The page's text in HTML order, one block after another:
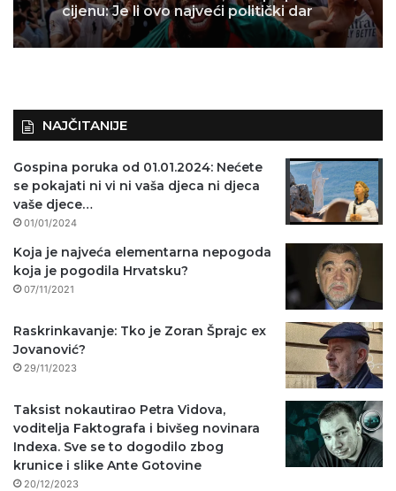
europskoj desnici?
NAJČITANIJE
Gospina poruka od 01.01.2024: Nećete
se pokajati ni vi ni vaša djeca ni djeca
vaše djece…
01/01/2024
Koja je najveća elementarna nepogoda
koja je pogodila Hrvatsku?
07/11/2021
Raskrinkavanje: Tko je Zoran Šprajc ex
Jovanović?
29/11/2023
Taksist nokautirao Petra Vidova,
voditelja Faktografa i bivšeg novinara
Indexa. Sve se to dogodilo zbog
krunice i slike Ante Gotovine
20/12/2023